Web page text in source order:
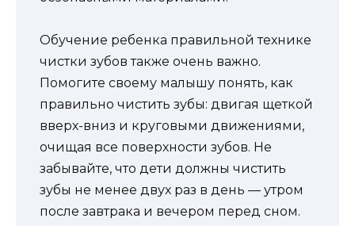
Обучение ребенка правильной технике
чистки зубов также очень важно.
Помогите своему малышу понять, как
правильно чистить зубы: двигая щеткой
вверх-вниз и круговыми движениями,
очищая все поверхности зубов. Не
забывайте, что дети должны чистить
зубы не менее двух раз в день — утром
после завтрака и вечером перед сном.